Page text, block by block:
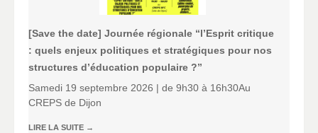
[Save the date] Journée régionale “l’Esprit critique
: quels enjeux politiques et stratégiques pour nos
structures d’éducation populaire ?”
Samedi 19 septembre 2026 | de 9h30 à 16h30Au
CREPS de Dijon
LIRE LA SUITE →